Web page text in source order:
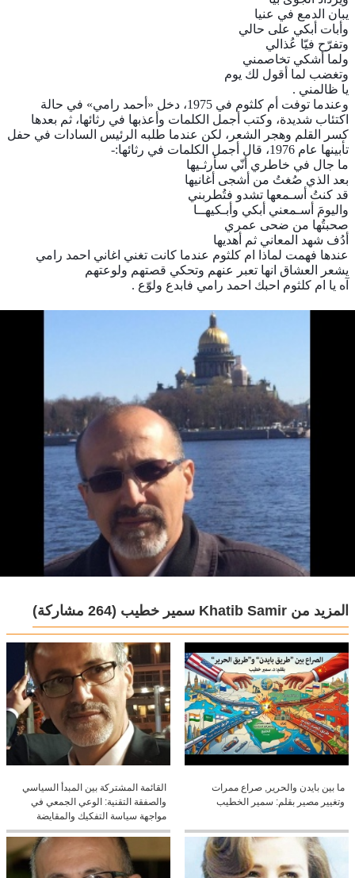
يبان الدمع في عنيا
وأبات أبكي على حالي
وتفرّح فيّا عُذالي
ولما أشكي تخاصمني
وتغضب لما أقول لك يوم
يا ظالمني .
وعندما توفت أم كلثوم في 1975، دخل «أحمد رامي» في حالة
اكتئاب شديدة، وكتب أجمل الكلمات وأعذبها في رثائها، ثم بعدها
كسر القلم وهجر الشعر، لكن عندما طلبه الرئيس السادات في حفل
تأبينها عام 1976، قال أجمل الكلمات في رثائها:-
ما جال في خاطري أنّي سأرثـيها
بعد الذي صُغتُ من أشجى أغانيها
قد كنتُ أسـمعها تشدو فتُطربني
واليومَ أسـمعني أبكي وأبـكيهــا
صحبتُها من ضحى عمري
أدُف شهد المعاني ثم أهديها
عندها فهمت لماذا ام كلثوم عندما كانت تغني اغاني احمد رامي
يشعر العشاق انها تعبر عنهم وتحكي قصتهم ولوعتهم
آه يا ام كلثوم احبك احمد رامي فابدع ولوّع .
المزيد من Khatib Samir سمير خطيب (264 مشاركة)
ما بين بايدن والحرير, صراع ممرات
وتغيير مصير بقلم: سمير الخطيب
القائمة المشتركة بين المبدأ السياسي
والصفقة التقنية: الوعي الجمعي في
مواجهة سياسة التفكيك والمقايضة